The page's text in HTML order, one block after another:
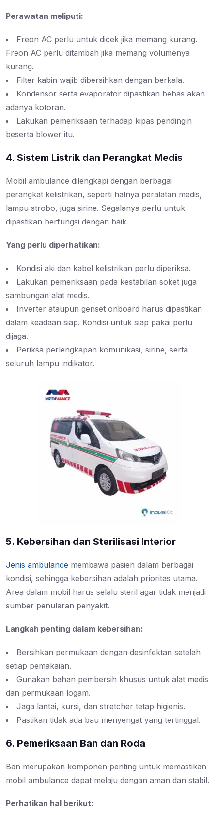
Perawatan meliputi:
Freon AC perlu untuk dicek jika memang kurang.
Freon AC perlu ditambah jika memang volumenya
kurang.
Filter kabin wajib dibersihkan dengan berkala.
Kondensor serta evaporator dipastikan bebas akan
adanya kotoran.
Lakukan pemeriksaan terhadap kipas pendingin
beserta blower itu.
4. Sistem Listrik dan Perangkat Medis
Mobil ambulance dilengkapi dengan berbagai
perangkat kelistrikan, seperti halnya peralatan medis,
lampu strobo, juga sirine. Segalanya perlu untuk
dipastikan berfungsi dengan baik.
Yang perlu diperhatikan:
Kondisi aki dan kabel kelistrikan perlu diperiksa.
Lakukan pemeriksaan pada kestabilan soket juga
sambungan alat medis.
Inverter ataupun genset onboard harus dipastikan
dalam keadaan siap. Kondisi untuk siap pakai perlu
dijaga.
Periksa perlengkapan komunikasi, sirine, serta
seluruh lampu indikator.
5. Kebersihan dan Sterilisasi Interior
Jenis ambulance membawa pasien dalam berbagai
kondisi, sehingga kebersihan adalah prioritas utama.
Area dalam mobil harus selalu steril agar tidak menjadi
sumber penularan penyakit.
Langkah penting dalam kebersihan:
Bersihkan permukaan dengan desinfektan setelah
setiap pemakaian.
Gunakan bahan pembersih khusus untuk alat medis
dan permukaan logam.
Jaga lantai, kursi, dan stretcher tetap higienis.
Pastikan tidak ada bau menyengat yang tertinggal.
6. Pemeriksaan Ban dan Roda
Ban merupakan komponen penting untuk memastikan
mobil ambulance dapat melaju dengan aman dan stabil.
Perhatikan hal berikut: